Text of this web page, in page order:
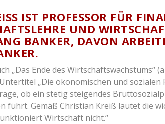
IST PROFESSOR FÜR
UND
BANKER, DAVON
„Das Ende des Wirtschaftswachstums“
„Die ökonomischen und sozialen
ob ein stetig steigendes
führt. Gemäß Christian Kreiß lautet die
Wirtschaft nicht.“